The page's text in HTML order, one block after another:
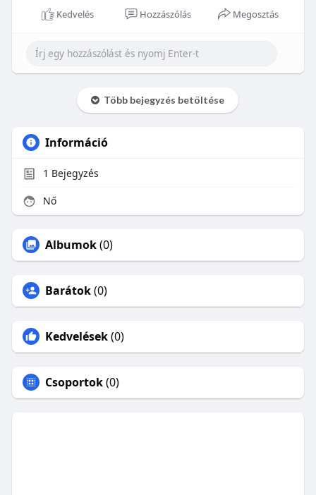
Kedvelés Hozzászólás Megosztás
Több bejegyzés betöltése
Információ
1 Bejegyzés
Nő
Albumok(0)
Barátok(0)
Kedvelések(0)
Csoportok(0)